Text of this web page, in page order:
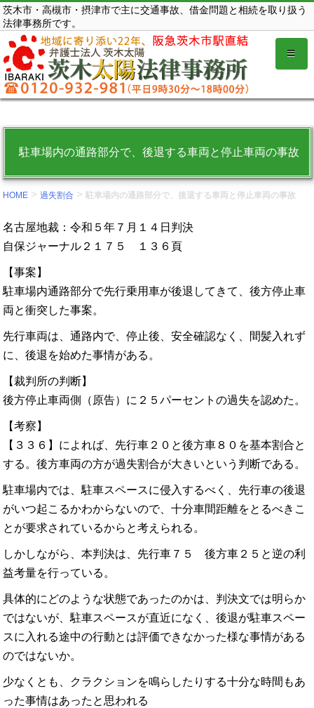
コ
ン
テ
ン
ツ
を
る。
茨木市・高槻市・摂津市で主に交通事故、借金問題と相続を取り扱う
法律事務所です。
駐車場内の通路部分で、後退する車両と停止車両の事故
HOME >過失割合 >駐車場内の通路部分で、後退する車両と停止車両の事故
名古屋地裁：令和５年７月１４日判決
自保ジャーナル２１７５ １３６頁
【事案】
駐車場内通路部分で先行乗用車が後退してきて、後方停止車
両と衝突した事案。
先行車両は、通路内で、停止後、安全確認なく、間髪入れず
に、後退を始めた事情がある。
【裁判所の判断】
後方停止車両側（原告）に２５パーセントの過失を認めた。
【考察】
【３３６】によれば、先行車２０と後方車８０を基本割合と
する。後方車両の方が過失割合が大きいという判断である。
駐車場内では、駐車スペースに侵入するべく、先行車の後退
がいつ起こるかわからないので、十分車間距離をとるべきこ
とが要求されているからと考えられる。
しかしながら、本判決は、先行車７５ 後方車２５と逆の利
益考量を行っている。
具体的にどのような状態であったのかは、判決文では明らか
ではないが、駐車スペースが直近になく、後退が駐車スペー
スに入れる途中の行動とは評価できなかった様な事情がある
のではないか。
少なくとも、クラクションを鳴らしたりする十分な時間もあ
った事情はあったと思われる